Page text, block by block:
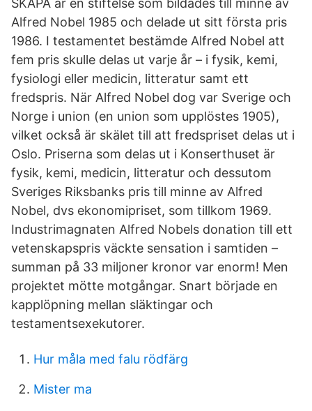
SKAPA är en stiftelse som bildades till minne av
Alfred Nobel 1985 och delade ut sitt första pris
1986. I testamentet bestämde Alfred Nobel att
fem pris skulle delas ut varje år – i fysik, kemi,
fysiologi eller medicin, litteratur samt ett
fredspris. När Alfred Nobel dog var Sverige och
Norge i union (en union som upplöstes 1905),
vilket också är skälet till att fredspriset delas ut i
Oslo. Priserna som delas ut i Konserthuset är
fysik, kemi, medicin, litteratur och dessutom
Sveriges Riksbanks pris till minne av Alfred
Nobel, dvs ekonomipriset, som tillkom 1969.
Industrimagnaten Alfred Nobels donation till ett
vetenskapspris väckte sensation i samtiden –
summan på 33 miljoner kronor var enorm! Men
projektet mötte motgångar. Snart började en
kapplöpning mellan släktingar och
testamentsexekutorer.
Hur måla med falu rödfärg
Mister ma